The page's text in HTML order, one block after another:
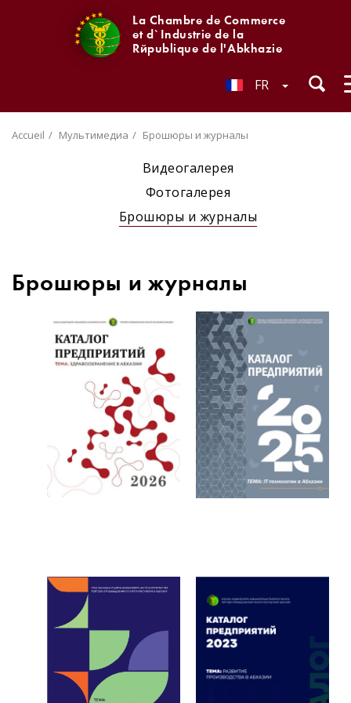
La Chambre de Commerce
et d`Industrie de la
République de l'Abkhazie
FR
Accueil Мультимедиа Брошюры и журналы
Видеогалерея
Фотогалерея
Брошюры и журналы
Брошюры и журналы